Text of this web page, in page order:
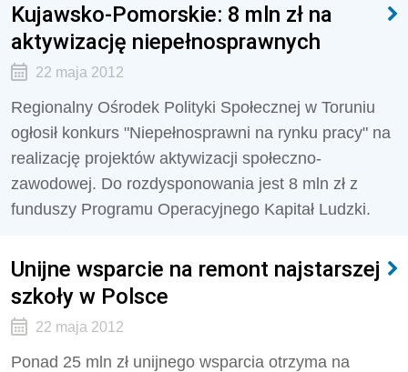
Kujawsko-Pomorskie: 8 mln zł na
aktywizację niepełnosprawnych
22 maja 2012
Regionalny Ośrodek Polityki Społecznej w Toruniu
ogłosił konkurs "Niepełnosprawni na rynku pracy" na
realizację projektów aktywizacji społeczno-
zawodowej. Do rozdysponowania jest 8 mln zł z
funduszy Programu Operacyjnego Kapitał Ludzki.
Unijne wsparcie na remont najstarszej
szkoły w Polsce
22 maja 2012
Ponad 25 mln zł unijnego wsparcia otrzyma na